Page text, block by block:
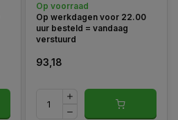
Op voorraad
Op werkdagen voor 22.00
uur besteld = vandaag
verstuurd
93,18